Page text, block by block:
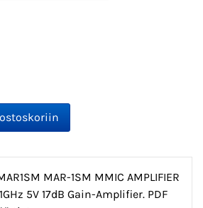
MAR-1SM MMIC AMPLIFIER
5V 17dB Gain-Amplifier. PDF